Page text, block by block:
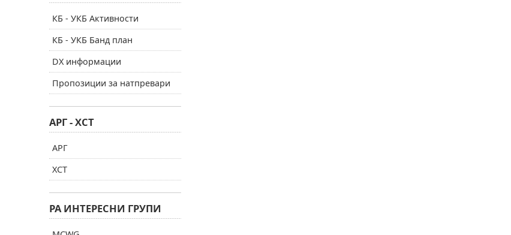
КБ - УКБ Активности
КБ - УКБ Банд план
DX информации
Пропозиции за натпревари
АРГ - ХСТ
АРГ
ХСТ
РА ИНТЕРЕСНИ ГРУПИ